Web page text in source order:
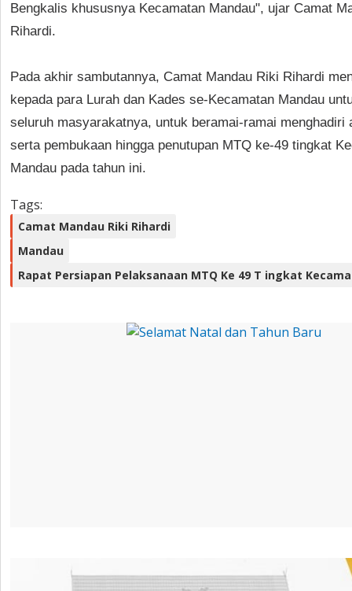
Bengkalis khususnya Kecamatan Mandau", ujar Camat
Rihardi.
Pada akhir sambutannya, Camat Mandau Riki Rihardi
kepada para Lurah dan Kades se-Kecamatan Mandau
seluruh masyarakatnya, untuk beramai-ramai menghadiri
serta pembukaan hingga penutupan MTQ ke-49 tingkat
Mandau pada tahun ini.
Tags:
Camat Mandau Riki Rihardi
Mandau
Rapat Persiapan Pelaksanaan MTQ Ke 49 T ingkat